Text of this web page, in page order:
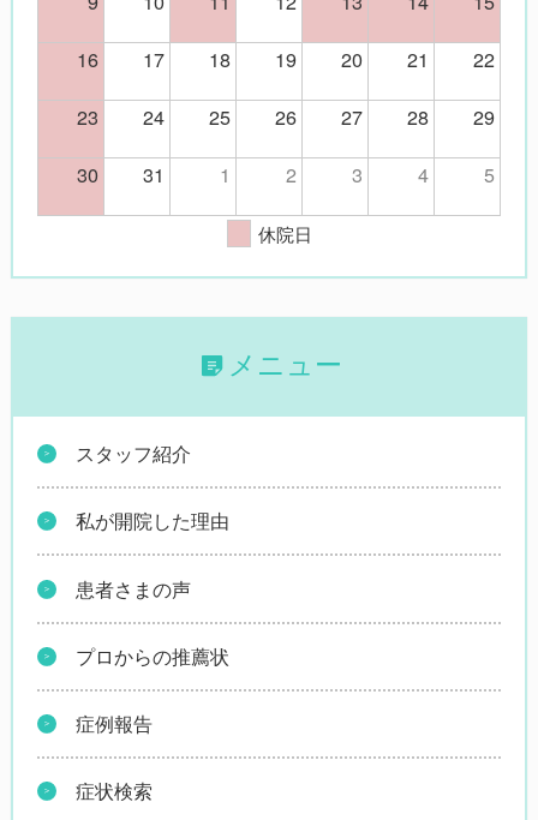
16
17 18 19 20 21
22
23
24 25 26 27 28
29
30
31 1 2 3 4 5
休院日
メニュー
スタッフ紹介
私が開院した理由
患者さまの声
プロからの推薦状
症例報告
症状検索